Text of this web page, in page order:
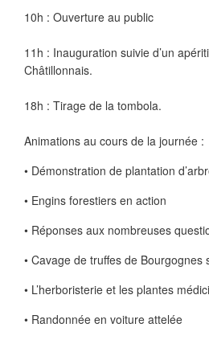
10h : Ouverture au public
11h : Inauguration suivie d’un
Châtillonnais.
18h : Tirage de la tombola.
Animations au cours de la journée :
• Démonstration de plantation
• Engins forestiers en action
• Réponses aux nombreuses
• Cavage de truffes de Bourgognes
• L’herboristerie et les plantes
• Randonnée en voiture attelée